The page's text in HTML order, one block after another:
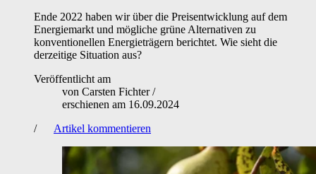
Ende 2022 haben wir über die Preisentwicklung auf dem
Energiemarkt und mögliche grüne Alternativen zu
konventionellen Energieträgern berichtet. Wie sieht die
derzeitige Situation aus?
Veröffentlicht am
von Carsten Fichter/
erschienen am 16.09.2024
/
Artikel kommentieren